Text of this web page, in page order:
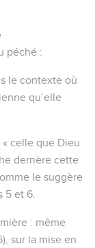
péché :
le contexte où
qu’elle
celle que Dieu
derrière cette
le suggère
5 et 6.
: même
sur la mise en